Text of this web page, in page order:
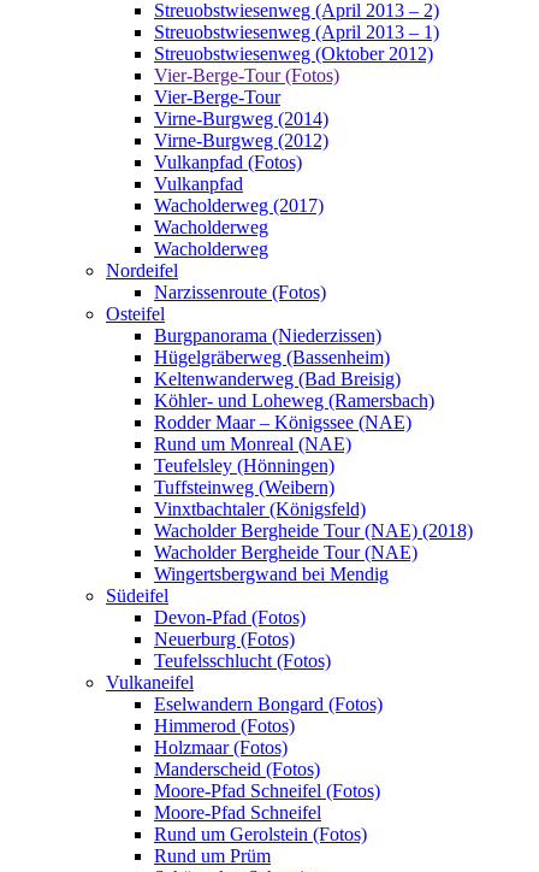
Streuobstwiesenweg (April 2013 – 2)
Streuobstwiesenweg (April 2013 – 1)
Streuobstwiesenweg (Oktober 2012)
Vier-Berge-Tour (Fotos)
Vier-Berge-Tour
Virne-Burgweg (2014)
Virne-Burgweg (2012)
Vulkanpfad (Fotos)
Vulkanpfad
Wacholderweg (2017)
Wacholderweg
Wacholderweg
Nordeifel
Narzissenroute (Fotos)
Osteifel
Burgpanorama (Niederzissen)
Hügelgräberweg (Bassenheim)
Keltenwanderweg (Bad Breisig)
Köhler- und Loheweg (Ramersbach)
Rodder Maar – Königssee (NAE)
Rund um Monreal (NAE)
Teufelsley (Hönningen)
Tuffsteinweg (Weibern)
Vinxtbachtaler (Königsfeld)
Wacholder Bergheide Tour (NAE) (2018)
Wacholder Bergheide Tour (NAE)
Wingertsbergwand bei Mendig
Südeifel
Devon-Pfad (Fotos)
Neuerburg (Fotos)
Teufelsschlucht (Fotos)
Vulkaneifel
Eselwandern Bongard (Fotos)
Himmerod (Fotos)
Holzmaar (Fotos)
Manderscheid (Fotos)
Moore-Pfad Schneifel (Fotos)
Moore-Pfad Schneifel
Rund um Gerolstein (Fotos)
Rund um Prüm